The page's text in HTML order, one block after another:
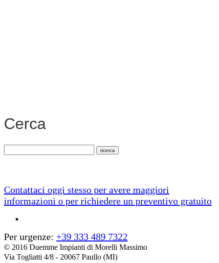
Cerca
Contattaci oggi stesso per avere maggiori
informazioni o per richiedere un preventivo gratuito
Per urgenze: +39 333 489 7322
© 2016 Duemme Impianti di Morelli Massimo
Via Togliatti 4/8 - 20067 Paullo (MI)